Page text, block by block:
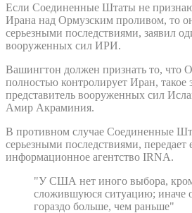
Если Соединенные Штаты не
Ирана над Ормузским проливом, то
серьезными последствиями, заявил
вооруженных сил ИРИ.
Вашингтон должен признать то, что
полностью контролирует Иран, такое
представитель вооруженных сил
Амир Акраминия.
В противном случае Соединенные
серьезными последствиями, передает
информационное агентство IRNA.
"У США нет иного выбора,
сложившуюся ситуацию; иначе
гораздо больше, чем раньше"